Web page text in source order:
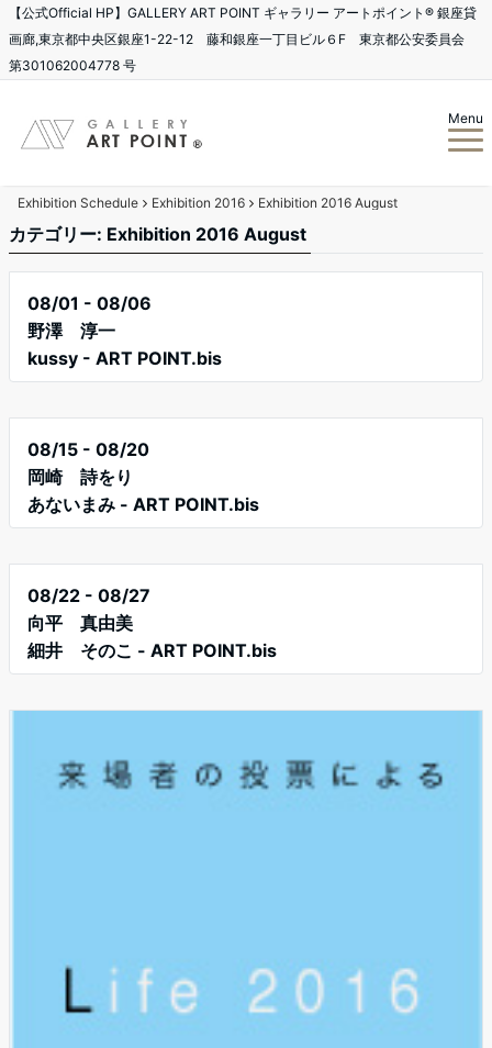
【公式Official HP】GALLERY ART POINT ギャラリー アートポイント®️ 銀座貸
画廊,東京都中央区銀座1-22-12 藤和銀座一丁目ビル６F 東京都公安委員会
第301062004778 号
Menu
Exhibition Schedule Exhibition 2016 Exhibition 2016 August
カテゴリー: Exhibition 2016 August
08/01 - 08/06
野澤 淳一
kussy - ART POINT.bis
08/15 - 08/20
岡崎 詩をり
あないまみ - ART POINT.bis
08/22 - 08/27
向平 真由美
細井 そのこ - ART POINT.bis